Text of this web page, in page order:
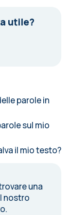
utile?
parole in
sul mio
il mio testo?
una
nostro